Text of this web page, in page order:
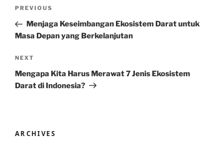
Previous
Post
PREVIOUS
Menjaga Keseimbangan Ekosistem Darat untuk
Masa Depan yang Berkelanjutan
Next
Post
NEXT
Mengapa Kita Harus Merawat 7 Jenis Ekosistem
Darat di Indonesia?
ARCHIVES